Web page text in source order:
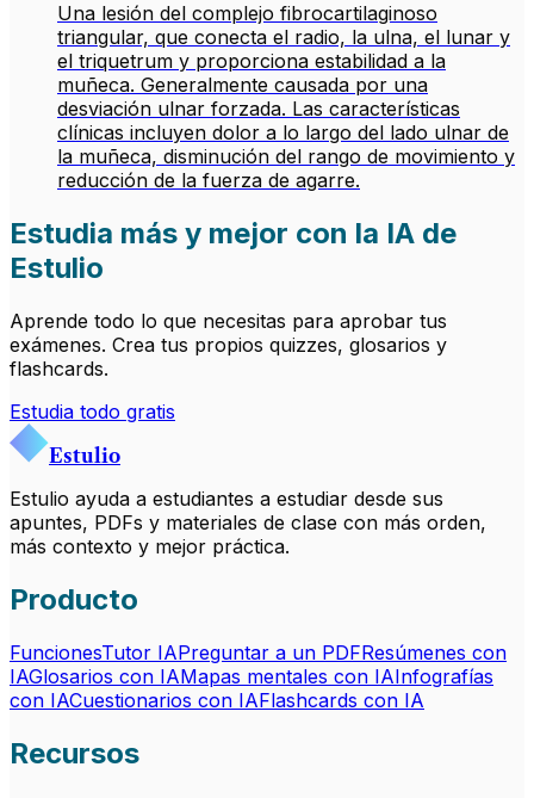
Una lesión del complejo fibrocartilaginoso
triangular, que conecta el radio, la ulna, el lunar y
el triquetrum y proporciona estabilidad a la
muñeca. Generalmente causada por una
desviación ulnar forzada. Las características
clínicas incluyen dolor a lo largo del lado ulnar de
la muñeca, disminución del rango de movimiento y
reducción de la fuerza de agarre.
Estudia más y mejor con la IA de
Estulio
Aprende todo lo que necesitas para aprobar tus
exámenes. Crea tus propios quizzes, glosarios y
flashcards.
Estudia todo gratis
Estulio
Estulio ayuda a estudiantes a estudiar desde sus
apuntes, PDFs y materiales de clase con más orden,
más contexto y mejor práctica.
Producto
FuncionesTutor IAPreguntar a un PDFResúmenes con
IAGlosarios con IAMapas mentales con IAInfografías
con IACuestionarios con IAFlashcards con IA
Recursos